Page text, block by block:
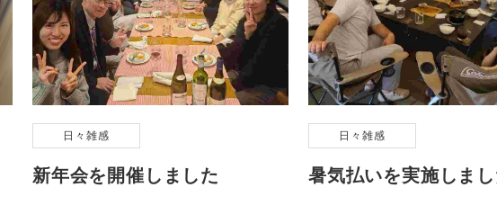
日々雑感
新年会を開催しました
日々雑感
暑気払いを実施しま